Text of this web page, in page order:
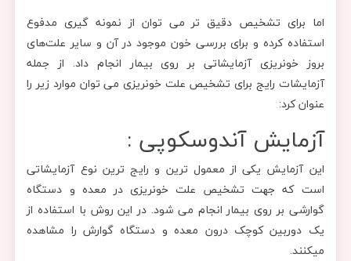
اما برای تشخیص دقیق تر می توان از نمونه گیری مدفوع
استفاده کرده و برای بررسی خون موجود در آن و سایر علت‌های
بروز خونریزی آزمایشاتی بر روی بیمار انجام داد. از جمله
آزمایشات رایج برای تشخیص علت خونریزی می توان موارد زیر را
عنوان کرد:
آزمایش آندوسکوپی :
این آزمایش یکی از معمول ترین و رایج ترین نوع آزمایشاتی
است که جهت تشخیص علت خونریزی در معده و دستگاه
گوارشی بر روی بیمار انجام می شود. در این روش با استفاده از
یک دوربین کوچک درون معده و دستگاه گوارش را مشاهده
میکنند.